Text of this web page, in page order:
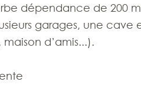
dépendance de 200
garages, une
d’amis...).